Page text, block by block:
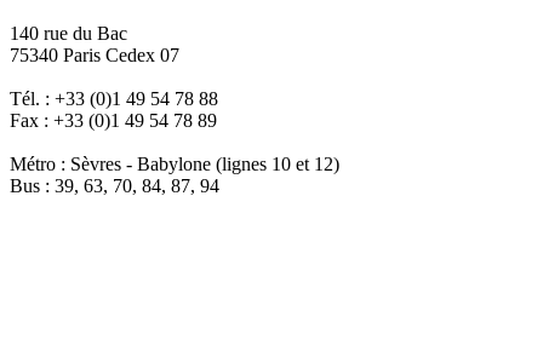
140 rue du Bac
75340 Paris Cedex 07
Tél. : +33 (0)1 49 54 78 88
Fax : +33 (0)1 49 54 78 89
Métro : Sèvres - Babylone (lignes 10 et 12)
Bus : 39, 63, 70, 84, 87, 94